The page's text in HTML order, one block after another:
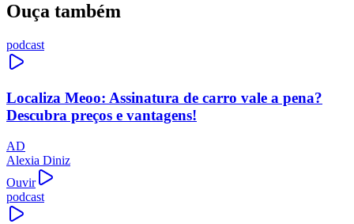
Ouça também
podcast
Localiza Meoo: Assinatura de carro vale a pena?
Descubra preços e vantagens!
AD
Alexia Diniz
Ouvir
podcast